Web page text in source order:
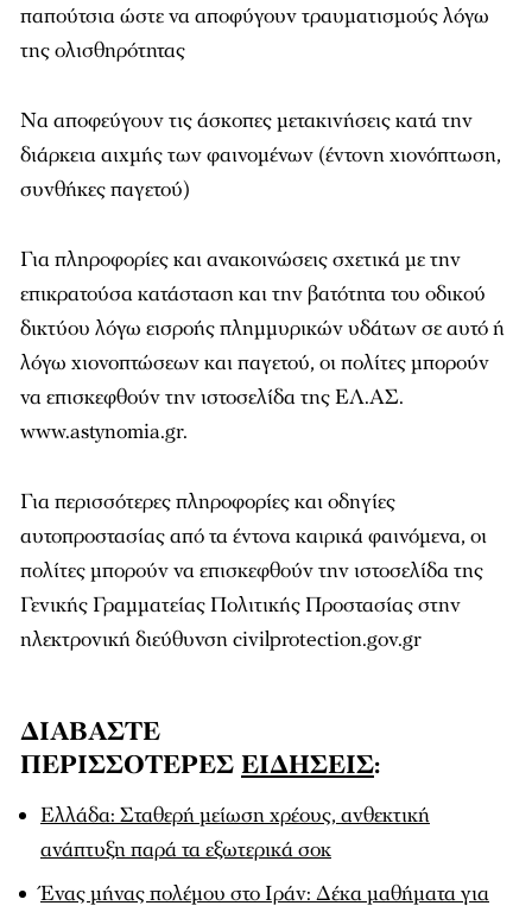
παπούτσια ώστε να αποφύγουν τραυματισμούς λόγω
της ολισθηρότητας
Να αποφεύγουν τις άσκοπες μετακινήσεις κατά την
διάρκεια αιχμής των φαινομένων (έντονη χιονόπτωση,
συνθήκες παγετού)
Για πληροφορίες και ανακοινώσεις σχετικά με την
επικρατούσα κατάσταση και την βατότητα του οδικού
δικτύου λόγω εισροής πλημμυρικών υδάτων σε αυτό ή
λόγω χιονοπτώσεων και παγετού, οι πολίτες μπορούν
να επισκεφθούν την ιστοσελίδα της ΕΛ.ΑΣ.
www.astynomia.gr.
Για περισσότερες πληροφορίες και οδηγίες
αυτοπροστασίας από τα έντονα καιρικά φαινόμενα, οι
πολίτες μπορούν να επισκεφθούν την ιστοσελίδα της
Γενικής Γραμματείας Πολιτικής Προστασίας στην
ηλεκτρονική διεύθυνση civilprotection.gov.gr
ΔΙΑΒΑΣΤΕ
ΠΕΡΙΣΣΟΤΕΡΕΣ ΕΙΔΗΣΕΙΣ:
Ελλάδα: Σταθερή μείωση χρέους, ανθεκτική
ανάπτυξη παρά τα εξωτερικά σοκ
Ένας μήνας πολέμου στο Ιράν: Δέκα μαθήματα για